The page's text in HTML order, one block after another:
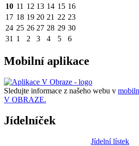
10 11 12 13 14 15 16
17 18 19 20 21 22 23
24 25 26 27 28 29 30
31 1 2 3 4 5 6
Mobilní aplikace
Sledujte informace z našeho webu v
V OBRAZE.
Jídelníček
Jídelní lístek